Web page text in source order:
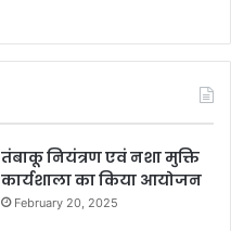
तंबाकू नियंत्रण एवं नशा मुक्ति
कार्यशाला का किया आयोजन
February 20, 2025